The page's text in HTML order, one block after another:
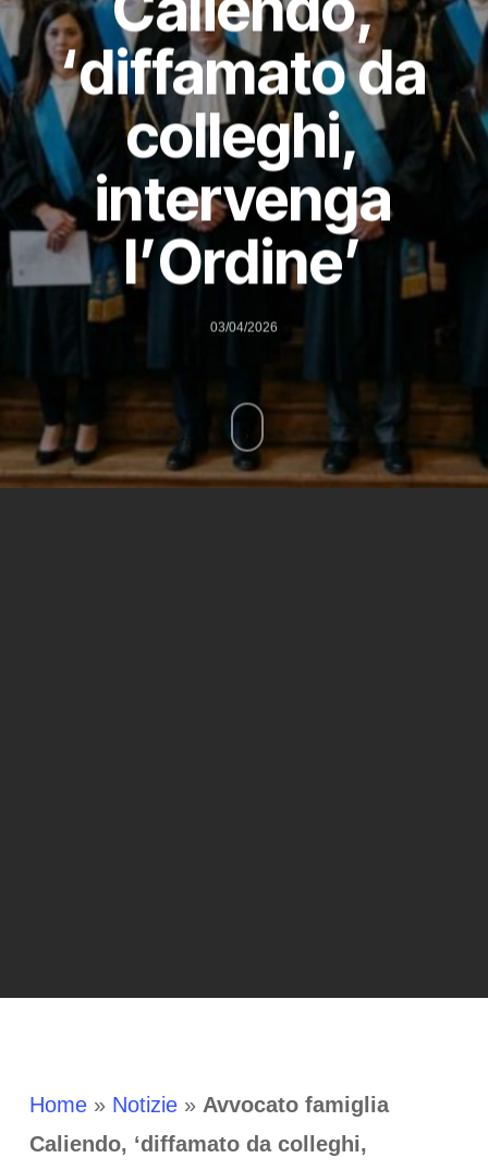
‘diffamato da
colleghi,
intervenga
l’Ordine’
03/04/2026
Home» Notizie» Avvocato famiglia
Caliendo, ‘diffamato da colleghi,